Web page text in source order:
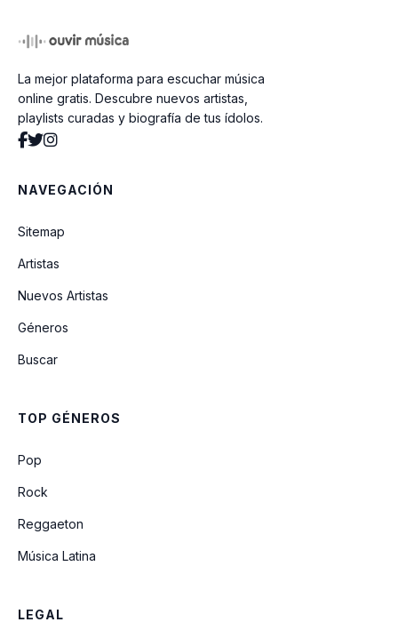
In Disguise
La mejor plataforma para escuchar música
online gratis. Descubre nuevos artistas,
playlists curadas y biografía de tus ídolos.
NAVEGACIÓN
Sitemap
Artistas
Nuevos Artistas
Géneros
Buscar
TOP GÉNEROS
Pop
Rock
Reggaeton
Música Latina
LEGAL